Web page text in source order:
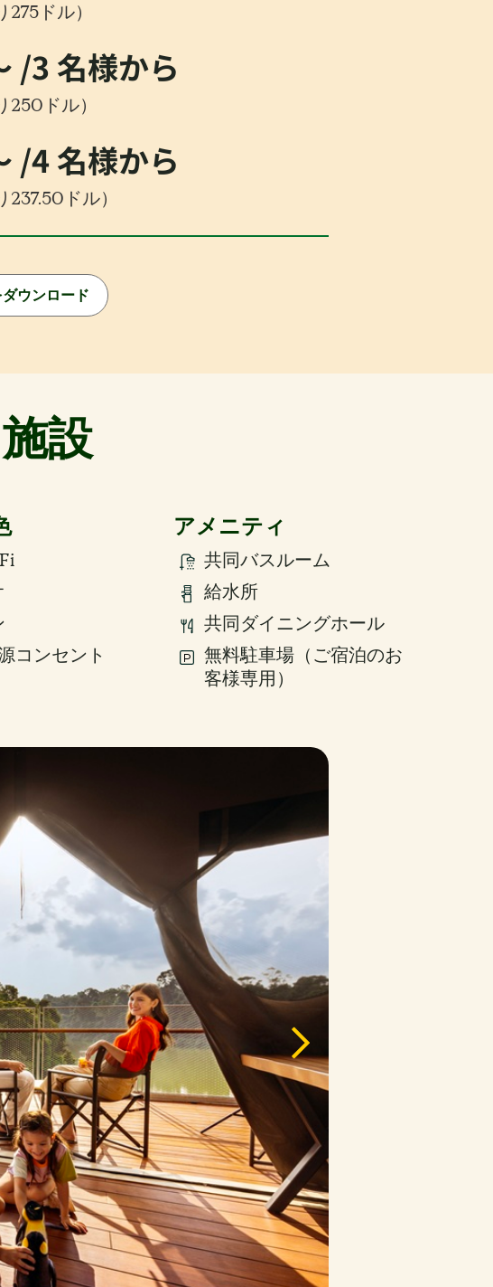
275ドル）
/3 名様から
250ドル）
/4 名様から
237.50ドル）
ウンロード
設
コンセント
アメニティ
共同バスルーム
給水所
共同ダイニングホール
無料駐車場（ご宿泊のお
客様専用）